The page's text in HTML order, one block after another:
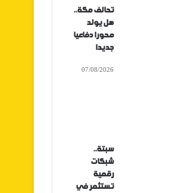
تحالف مكة..
هل يولد
محورا دفاعيا
جديدا
07/08/2026
سبتة..
شبكات
رقمية
تستثمر في